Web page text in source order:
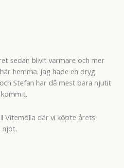
sedan blivit varmare och mer
hemma. Jag hade en dryg
Stefan har då mest bara njutit
Vitemölla där vi köpte årets
njöt.